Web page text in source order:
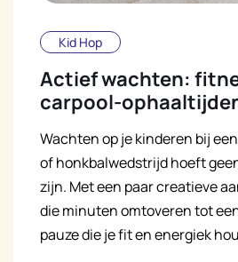
Kid Hop
Actief wachten:
carpool-
Wachten op je kinderen bij
of honkbalwedstrijd hoeft
zijn. Met een paar creatieve
die minuten omtoveren tot
pauze die je fit en energiek